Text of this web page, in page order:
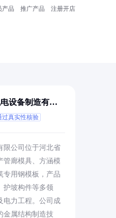
产品 推广产品 注册开店
设备制造有限
过真实性核验
限公司位于河北省
管廊模具、方涵模
专用钢模板，产品
护坡构件等多领
电力工程。公司成
金属结构制造技